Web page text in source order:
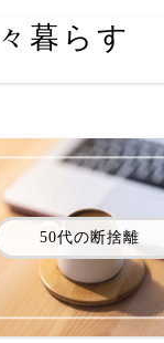
暮らす
50代の断捨離